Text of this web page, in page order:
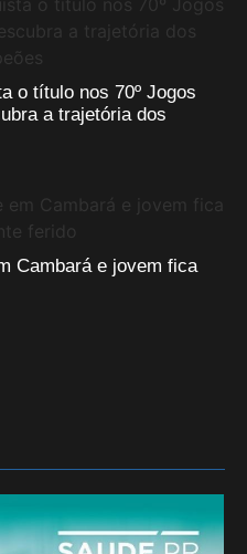
o título nos 70º Jogos
a trajetória dos
Cambará e jovem fica